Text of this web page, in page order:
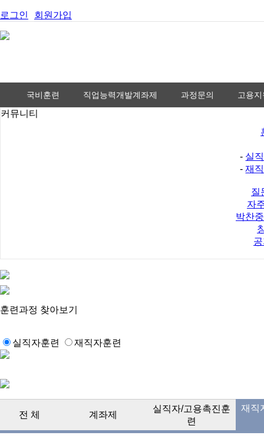
로그인 회원가입
국비훈련 직업능력개발계좌제 과정문의 고용
커뮤니티
- 실
-재
질
자
박찬
훈련과정 찾아보기
실직자훈련 재직자훈련
전 체 계좌제
실직자/고용촉진훈
련
재직